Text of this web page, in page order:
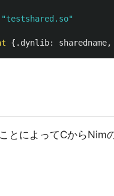
"testshared.so"
{. dynlib: sharedname,
とによってCからNim